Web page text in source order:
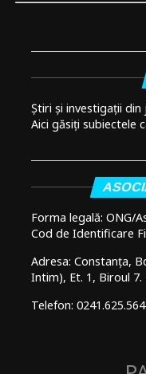
Știri și investigații din
Aici găsiți subiectele
Forma legală: ONG/
Cod de Identificare
Adresa: Constanța,
Intim), Et. 1, Biroul 7.
Telefon: 0241.625.564